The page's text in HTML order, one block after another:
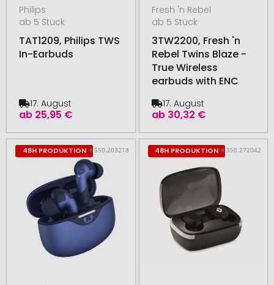
Philips
ab 5 Stück
TAT1209, Philips TWS
In-Earbuds
ab 25,95 €
17. August
Fresh 'n Rebel
ab 5 Stück
3TW2200, Fresh 'n
Rebel Twins Blaze -
True Wireless
earbuds with ENC
ab 30,32 €
17. August
48H PRODUKTION # 550.203218 48H PRODUKTION # 350.272042